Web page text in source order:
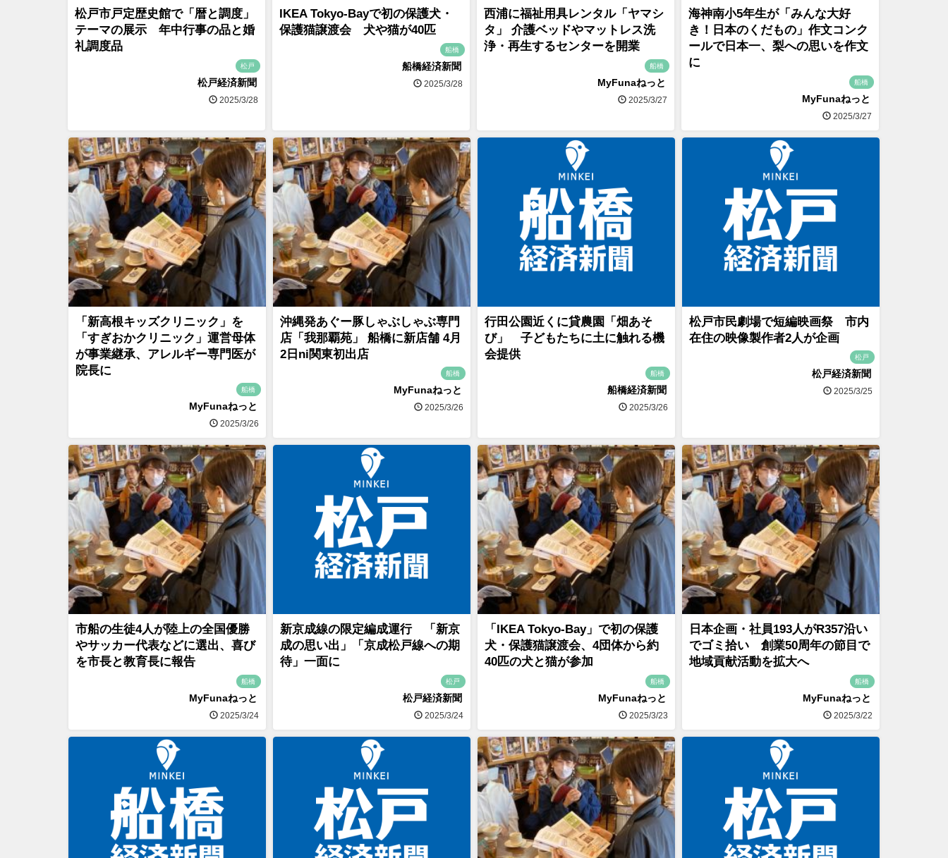
松戸市戸定歴史館で「暦と調度」
テーマの展示 年中行事の品と婚
礼調度品
松戸
松戸経済新聞
2025/3/28
IKEA Tokyo-Bayで初の保護犬・
保護猫譲渡会 犬や猫が40匹
船橋
船橋経済新聞
2025/3/28
西浦に福祉用具レンタル「ヤマシ
タ」 介護ベッドやマットレス洗
浄・再生するセンターを開業
船橋
MyFunaねっと
2025/3/27
海神南小5年生が「みんな大好
き！日本のくだもの」作文コンク
ールで日本一、梨への思いを作文
に
船橋
MyFunaねっと
2025/3/27
「新高根キッズクリニック」を
「すぎおかクリニック」運営母体
が事業継承、アレルギー専門医が
院長に
船橋
MyFunaねっと
2025/3/26
沖縄発あぐー豚しゃぶしゃぶ専門
店「我那覇苑」 船橋に新店舗 4月
2日ni関東初出店
船橋
MyFunaねっと
2025/3/26
行田公園近くに貸農園「畑あそ
び」 子どもたちに土に触れる機
会提供
船橋
船橋経済新聞
2025/3/26
松戸市民劇場で短編映画祭 市内
在住の映像製作者2人が企画
松戸
松戸経済新聞
2025/3/25
市船の生徒4人が陸上の全国優勝
やサッカー代表などに選出、喜び
を市長と教育長に報告
船橋
MyFunaねっと
2025/3/24
新京成線の限定編成運行 「新京
成の思い出」「京成松戸線への期
待」一面に
松戸
松戸経済新聞
2025/3/24
「IKEA Tokyo-Bay」で初の保護
犬・保護猫譲渡会、4団体から約
40匹の犬と猫が参加
船橋
MyFunaねっと
2025/3/23
日本企画・社員193人がR357沿い
でゴミ拾い 創業50周年の節目で
地域貢献活動を拡大へ
船橋
MyFunaねっと
2025/3/22